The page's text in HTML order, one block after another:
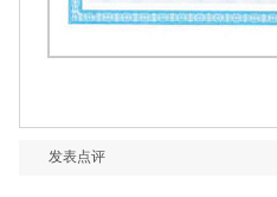
发表点评